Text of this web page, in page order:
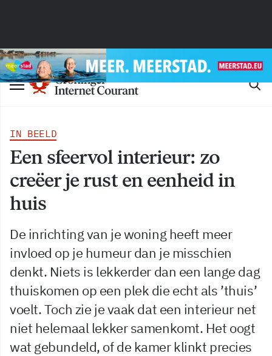
IN BEELD
Een sfeervol interieur: zo
creëer je rust en eenheid in
huis
De inrichting van je woning heeft meer
invloed op je humeur dan je misschien
denkt. Niets is lekkerder dan een lange dag
thuiskomen op een plek die echt als ’thuis’
voelt. Toch zie je vaak dat een interieur net
niet helemaal lekker samenkomt. Het oogt
wat gebundeld, of de kamer klinkt precies